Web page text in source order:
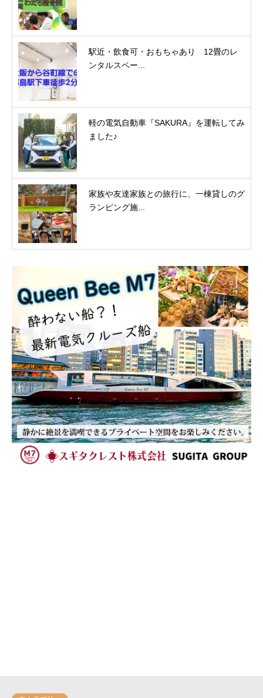
駅近・飲食可・おもちゃあり 12畳のレ
ンタルスペー...
軽の電気自動車『SAKURA』を運転してみ
ました♪
家族や友達家族との旅行に、一棟貸しのグ
ランピング施...